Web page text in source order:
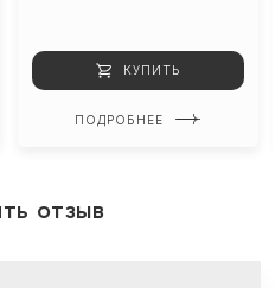
КУПИТЬ
ПОДРОБНЕЕ
отзыв